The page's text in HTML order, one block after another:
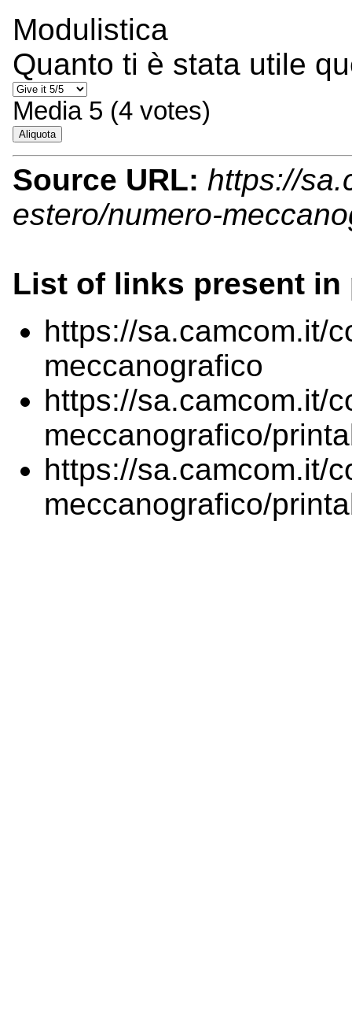
Modulistica
Quanto ti è stata utile
Media 5 (4 votes)
Aliquota
Source URL: https://
estero/numero-
List of links present in
https://sa.camcom.it/
meccanografico
https://sa.camcom.it/
meccanografico/
https://sa.camcom.it/
meccanografico/